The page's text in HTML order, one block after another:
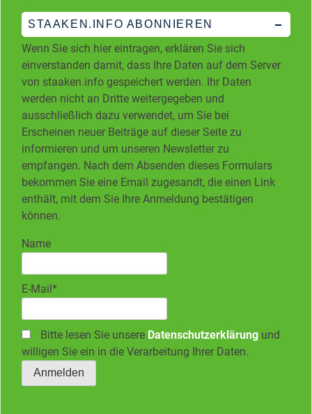
STAAKEN.INFO ABONNIEREN
Wenn Sie sich hier eintragen, erklären Sie sich
einverstanden damit, dass Ihre Daten auf dem Server
von staaken.info gespeichert werden. Ihr Daten
werden nicht an Dritte weitergegeben und
ausschließlich dazu verwendet, um Sie bei
Erscheinen neuer Beiträge auf dieser Seite zu
informieren und um unseren Newsletter zu
empfangen. Nach dem Absenden dieses Formulars
bekommen Sie eine Email zugesandt, die einen Link
enthält, mit dem Sie Ihre Anmeldung bestätigen
können.
Name
E-Mail*
Bitte lesen Sie unsere Datenschutzerklärung und
willigen Sie ein in die Verarbeitung Ihrer Daten.